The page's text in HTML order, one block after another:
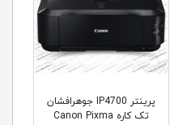
پرینتر IP4700 جوهرافشان
تک کاره Canon Pixma